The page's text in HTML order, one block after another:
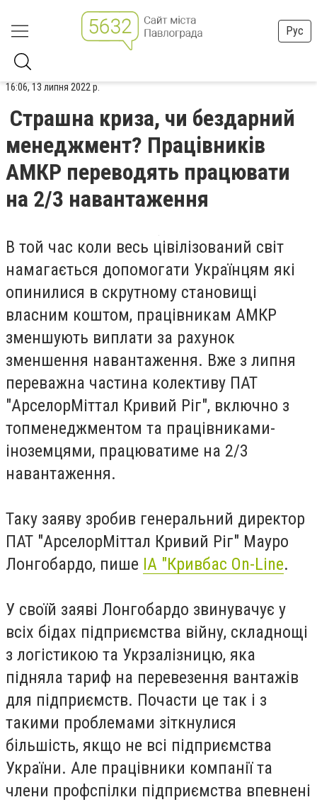
Рус
16:06, 13 липня 2022 р.
Страшна криза, чи бездарний
менеджмент? Працівників
АМКР переводять працювати
на 2/3 навантаження
В той час коли весь цівілізований світ
намагається допомогати Українцям які
опинилися в скрутному становищі
власним коштом, працівникам АМКР
зменшують виплати за рахунок
зменшення навантаження. Вже з липня
переважна частина колективу ПАТ
"АрселорМіттал Кривий Ріг", включно з
топменеджментом та працівниками-
іноземцями, працюватиме на 2/3
навантаження.
Таку заяву зробив генеральний директор
ПАТ "АрселорМіттал Кривий Ріг" Мауро
Лонгобардо, пише ІА "Кривбас On-Line.
У своїй заяві Лонгобардо звинувачує у
всіх бідах підприємства війну, складнощі
з логістикою та Укрзалізницю, яка
підняла тариф на перевезення вантажів
для підприємств. Почасти це так і з
такими проблемами зіткнулися
більшість, якщо не всі підприємства
України. Але працівники компанії та
члени профспілки підприємства впевнені